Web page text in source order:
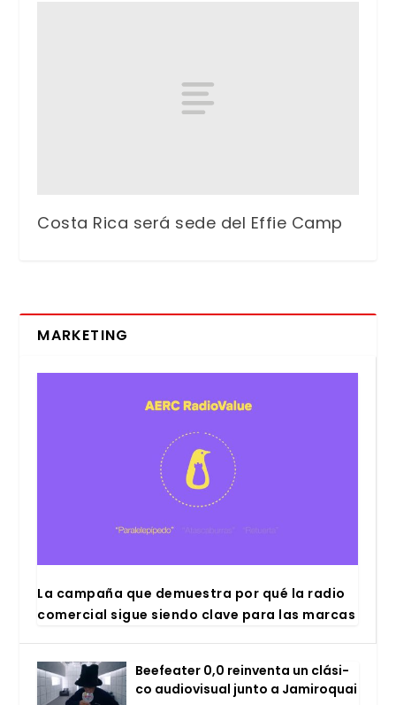
Costa Rica será sede del Effie Camp
MARKETING
La cam­pa­ña que demues­tra por qué la radio
comer­cial sigue sien­do cla­ve para las mar­cas
Bee­fea­ter 0,0 rein­ven­ta un clá­si­
co audio­vi­sual jun­to a Jami­ro­quai